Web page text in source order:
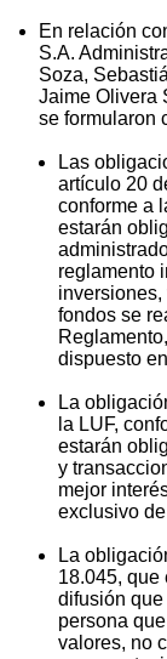
En relación
S.A.
Soza,
Jaime Olivera
se formularon
Las
artículo 20
conforme a
estarán
reglamento
fondos se
dispuesto
La
la LUF,
estarán
y
mejor
exclusivo
La
18.045, que
difusión
persona
valores, no